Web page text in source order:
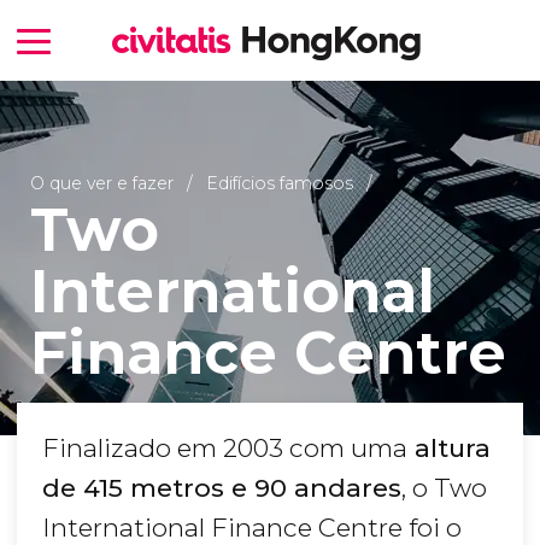
O que ver e fazer Edifícios famosos
Two
International
Finance Centre
Finalizado em 2003 com uma altura
de 415 metros e 90 andares, o Two
International Finance Centre foi o